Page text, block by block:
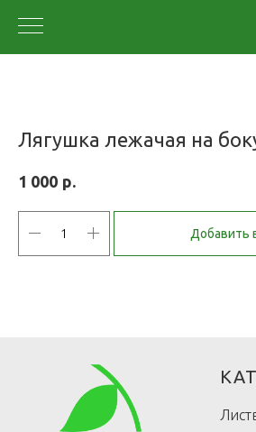
Лягушка лежачая на
1 000 р.
Добавить